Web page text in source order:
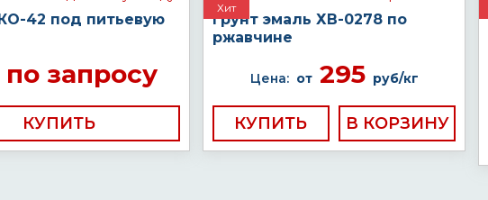
42 под питьевую
запросу
КУПИТЬ
Хит
Грунт эмаль ХВ-0278 по
ржавчине
Цена: от295 руб/кг
КУПИТЬ